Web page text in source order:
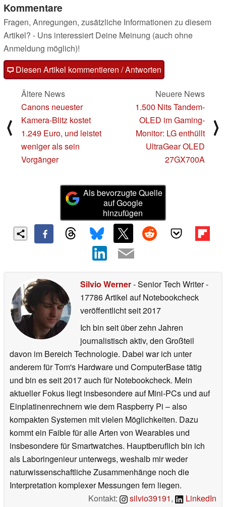
Kommentare
Fragen, Anregungen, zusätzliche Informationen zu diesem
Artikel? - Uns interessiert Deine Meinung (auch ohne
Anmeldung möglich)!
Diesen Artikel kommentieren / Antworten
⟨
Ältere News
Canons neuester
Kamera-Blitz kostet
1.249 Euro, und leistet
weniger als sein
Vorgänger
Neuere News
1.500 Nits Tandem-
OLED im Gaming-
Monitor: LG enthüllt
UltraGear OLED
27GX700A
⟩
Als bevorzugte Quelle
auf Google
hinzufügen
Silvio Werner- Senior Tech Writer-
17786 Artikel auf Notebookcheck
veröffentlichtseit 2017
Ich bin seit über zehn Jahren
journalistisch aktiv, den Großteil
davon im Bereich Technologie. Dabei war ich unter
anderem für Tom's Hardware und ComputerBase tätig
und bin es seit 2017 auch für Notebookcheck. Mein
aktueller Fokus liegt insbesondere auf Mini-PCs und auf
Einplatinenrechnern wie dem Raspberry Pi – also
kompakten Systemen mit vielen Möglichkeiten. Dazu
kommt ein Faible für alle Arten von Wearables und
insbesondere für Smartwatches. Hauptberuflich bin ich
als Laboringenieur unterwegs, weshalb mir weder
naturwissenschaftliche Zusammenhänge noch die
Interpretation komplexer Messungen fern liegen.
Kontakt:
silvio39191, LinkedIn